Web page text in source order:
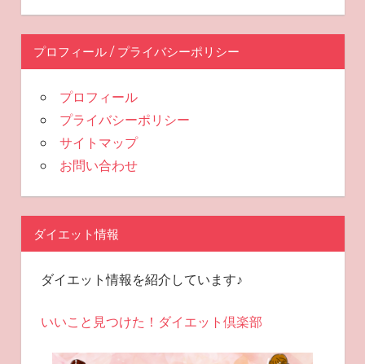
プロフィール / プライバシーポリシー
プロフィール
プライバシーポリシー
サイトマップ
お問い合わせ
ダイエット情報
ダイエット情報を紹介しています♪
いいこと見つけた！ダイエット倶楽部